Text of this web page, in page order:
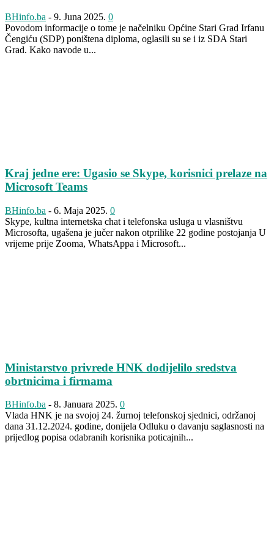
BHinfo.ba - 9. Juna 2025. 0
Povodom informacije o tome je načelniku Općine Stari Grad Irfanu
Čengiću (SDP) poništena diploma, oglasili su se i iz SDA Stari
Grad. Kako navode u...
Kraj jedne ere: Ugasio se Skype, korisnici prelaze na
Microsoft Teams
BHinfo.ba - 6. Maja 2025. 0
Skype, kultna internetska chat i telefonska usluga u vlasništvu
Microsofta, ugašena je jučer nakon otprilike 22 godine postojanja U
vrijeme prije Zooma, WhatsAppa i Microsoft...
Ministarstvo privrede HNK dodijelilo sredstva
obrtnicima i firmama
BHinfo.ba - 8. Januara 2025. 0
Vlada HNK je na svojoj 24. žurnoj telefonskoj sjednici, održanoj
dana 31.12.2024. godine, donijela Odluku o davanju saglasnosti na
prijedlog popisa odabranih korisnika poticajnih...